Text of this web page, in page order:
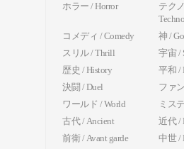
ホラー / Horror
テク
コメディ / Comedy
神 /
スリル / Thrill
宇宙 /
歴史 / History
平和 /
決闘 / Duel
ファ
ワールド / World
ミス
古代 / Ancient
近代 /
前衛 / Avant garde
中世 /